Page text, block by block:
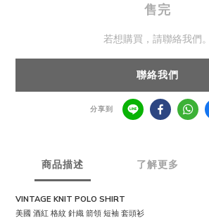
售完
若想購買，請聯絡我們。
聯絡我們
分享到
商品描述 了解更多
VINTAGE KNIT POLO SHIRT
美國 酒紅 格紋 針織 箭領 短袖 套頭衫